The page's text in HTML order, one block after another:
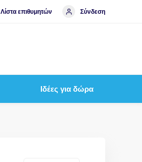
Λίστα επιθυμητών Σύνδεση
Ιδέες για δώρα